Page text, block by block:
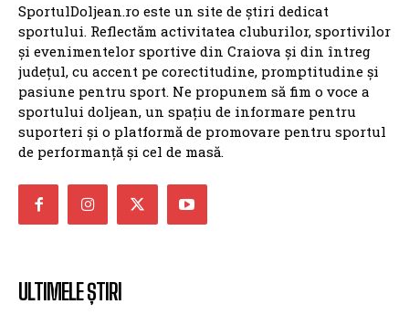
SportulDoljean.ro este un site de știri dedicat
sportului. Reflectăm activitatea cluburilor, sportivilor
și evenimentelor sportive din Craiova și din întreg
județul, cu accent pe corectitudine, promptitudine și
pasiune pentru sport. Ne propunem să fim o voce a
sportului doljean, un spațiu de informare pentru
suporteri și o platformă de promovare pentru sportul
de performanță și cel de masă.
ULTIMELE ȘTIRI